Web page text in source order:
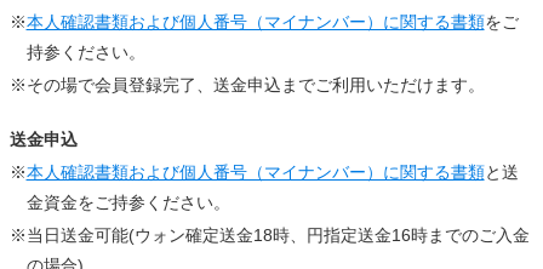
※本人確認書類および個人番号（マイナンバー）に関する書類をご
持参ください。
※その場で会員登録完了、送金申込までご利用いただけます。
送金申込
※本人確認書類および個人番号（マイナンバー）に関する書類と送
金資金をご持参ください。
※当日送金可能(ウォン確定送金18時、円指定送金16時までのご入金
の場合)。